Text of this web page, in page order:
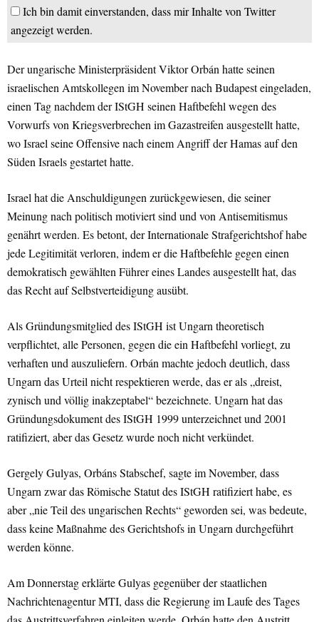
Ich bin damit einverstanden, dass mir Inhalte von Twitter
angezeigt werden.
Der ungarische Ministerpräsident Viktor Orbán hatte seinen
israelischen Amtskollegen im November nach Budapest eingeladen,
einen Tag nachdem der IStGH seinen Haftbefehl wegen des
Vorwurfs von Kriegsverbrechen im Gazastreifen ausgestellt hatte,
wo Israel seine Offensive nach einem Angriff der Hamas auf den
Süden Israels gestartet hatte.
Israel hat die Anschuldigungen zurückgewiesen, die seiner
Meinung nach politisch motiviert sind und von Antisemitismus
genährt werden. Es betont, der Internationale Strafgerichtshof habe
jede Legitimität verloren, indem er die Haftbefehle gegen einen
demokratisch gewählten Führer eines Landes ausgestellt hat, das
das Recht auf Selbstverteidigung ausübt.
Als Gründungsmitglied des IStGH ist Ungarn theoretisch
verpflichtet, alle Personen, gegen die ein Haftbefehl vorliegt, zu
verhaften und auszuliefern. Orbán machte jedoch deutlich, dass
Ungarn das Urteil nicht respektieren werde, das er als „dreist,
zynisch und völlig inakzeptabel“ bezeichnete. Ungarn hat das
Gründungsdokument des IStGH 1999 unterzeichnet und 2001
ratifiziert, aber das Gesetz wurde noch nicht verkündet.
Gergely Gulyas, Orbáns Stabschef, sagte im November, dass
Ungarn zwar das Römische Statut des IStGH ratifiziert habe, es
aber „nie Teil des ungarischen Rechts“ geworden sei, was bedeute,
dass keine Maßnahme des Gerichtshofs in Ungarn durchgeführt
werden könne.
Am Donnerstag erklärte Gulyas gegenüber der staatlichen
Nachrichtenagentur MTI, dass die Regierung im Laufe des Tages